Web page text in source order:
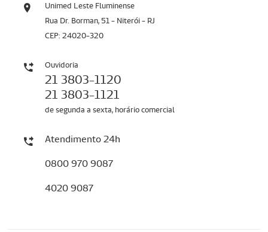
Unimed Leste Fluminense
Rua Dr. Borman, 51 - Niterói - RJ
CEP: 24020-320
Ouvidoria
21 3803-1120
21 3803-1121
de segunda a sexta, horário comercial
Atendimento 24h
0800 970 9087
4020 9087